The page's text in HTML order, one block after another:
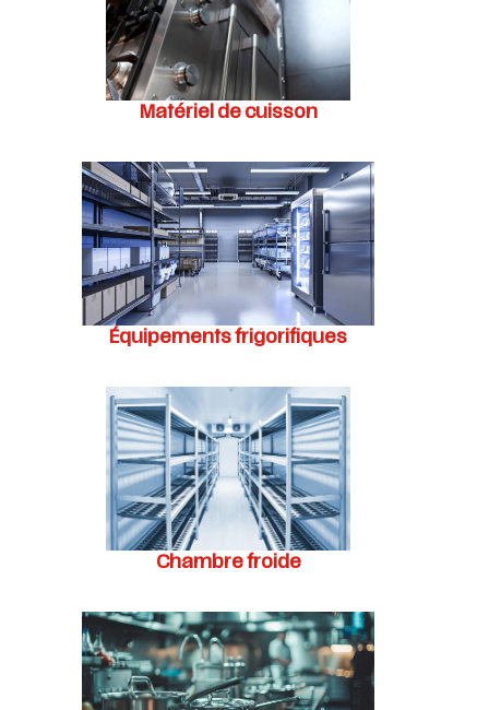
Matériel de cuisson
Équipements frigorifiques
Chambre froide